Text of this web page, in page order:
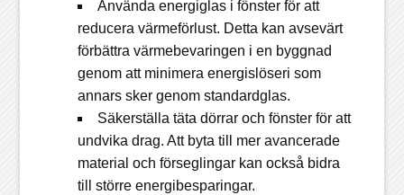
Använda energiglas i fönster för att
reducera värmeförlust. Detta kan avsevärt
förbättra värmebevaringen i en byggnad
genom att minimera energislöseri som
annars sker genom standardglas.
Säkerställa täta dörrar och fönster för att
undvika drag. Att byta till mer avancerade
material och förseglingar kan också bidra
till större energibesparingar.